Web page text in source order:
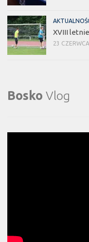
XVIII
23
Bosko Vlog